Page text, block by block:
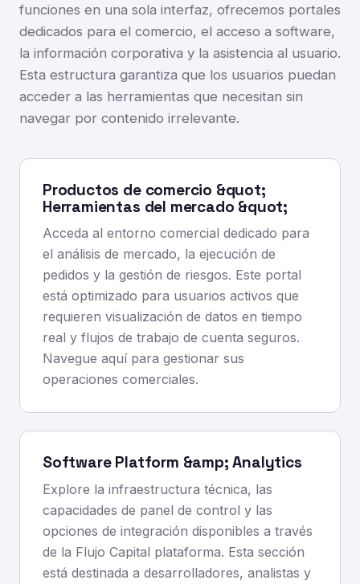
funciones en una sola interfaz, ofrecemos portales
dedicados para el comercio, el acceso a software,
la información corporativa y la asistencia al usuario.
Esta estructura garantiza que los usuarios puedan
acceder a las herramientas que necesitan sin
navegar por contenido irrelevante.
Productos de comercio &quot;
Herramientas del mercado &quot;
Acceda al entorno comercial dedicado para
el análisis de mercado, la ejecución de
pedidos y la gestión de riesgos. Este portal
está optimizado para usuarios activos que
requieren visualización de datos en tiempo
real y flujos de trabajo de cuenta seguros.
Navegue aquí para gestionar sus
operaciones comerciales.
Software Platform &amp; Analytics
Explore la infraestructura técnica, las
capacidades de panel de control y las
opciones de integración disponibles a través
de la Flujo Capital plataforma. Esta sección
está destinada a desarrolladores, analistas y